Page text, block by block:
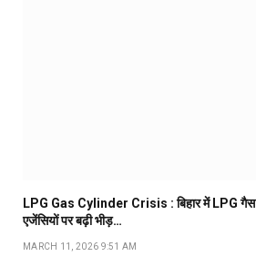
LPG Gas Cylinder Crisis : बिहार में LPG
एजेंसियों पर बढ़ी भीड़…
MARCH 11, 2026 9:51 AM